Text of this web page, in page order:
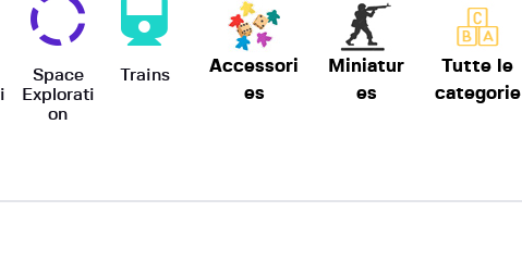
Space
Explorati
on
Trains
Accessori
es
Miniatur
es
Tutte le
categorie